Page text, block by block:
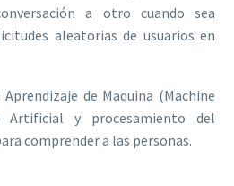
a otro cuando sea
aleatorias de usuarios en
de Maquina (Machine
Artificial y procesamiento del
comprender a las personas.